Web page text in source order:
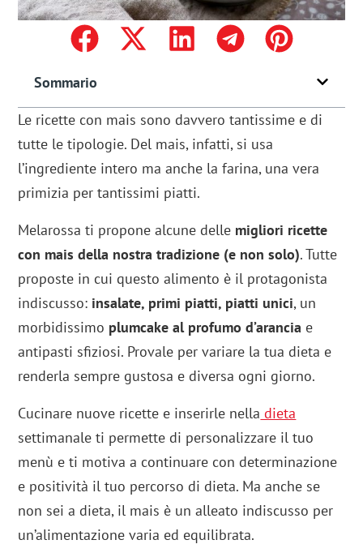
Sommario
Le ricette con mais sono davvero tantissime e di
tutte le tipologie. Del mais, infatti, si usa
l’ingrediente intero ma anche la farina, una vera
primizia per tantissimi piatti.
Melarossa ti propone alcune delle migliori ricette
con mais della nostra tradizione (e non solo). Tutte
proposte in cui questo alimento è il protagonista
indiscusso: insalate, primi piatti, piatti unici, un
morbidissimo plumcake al profumo d’arancia e
antipasti sfiziosi. Provale per variare la tua dieta e
renderla sempre gustosa e diversa ogni giorno.
Cucinare nuove ricette e inserirle nella dieta
settimanale ti permette di personalizzare il tuo
menù e ti motiva a continuare con determinazione
e positività il tuo percorso di dieta. Ma anche se
non sei a dieta, il mais è un alleato indiscusso per
un’alimentazione varia ed equilibrata.